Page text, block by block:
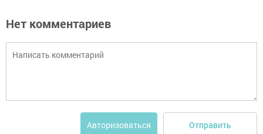
Нет комментариев
Авторизоваться Отправить